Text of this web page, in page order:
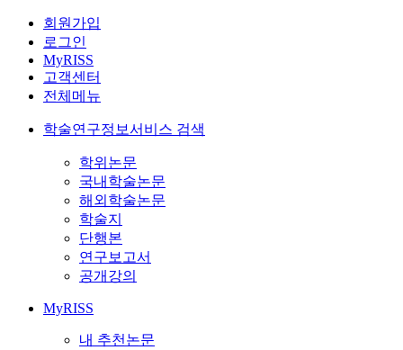
회원가입
로그인
MyRISS
고객센터
전체메뉴
학술연구정보서비스 검색
학위논문
국내학술논문
해외학술논문
학술지
단행본
연구보고서
공개강의
MyRISS
내 추천논문